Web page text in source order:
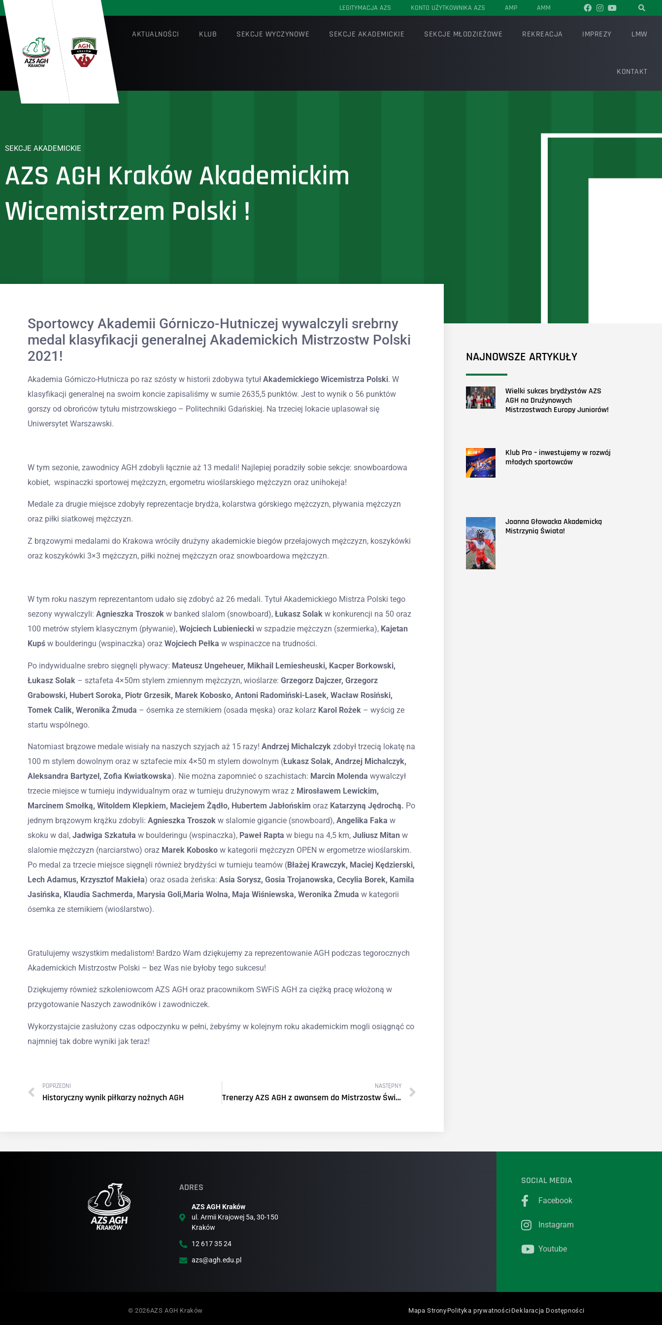
LEGITYMACJA AZS KONTO UŻYTKOWNIKA AZS AMP AMM
AKTUALNOŚCI KLUB SEKCJE WYCZYNOWE SEKCJE AKADEMICKIE SEKCJE MŁODZIEŻOWE REKREACJA IMPREZY LMW
KONTAKT
SEKCJE AKADEMICKIE
AZS AGH Kraków Akademickim
Wicemistrzem Polski !
Sportowcy Akademii Górniczo-Hutniczej wywalczyli srebrny
medal klasyfikacji generalnej Akademickich Mistrzostw Polski
2021!
Akademia Górniczo-Hutnicza po raz szósty w historii zdobywa tytuł Akademickiego Wicemistrza Polski. W
klasyfikacji generalnej na swoim koncie zapisaliśmy w sumie 2635,5 punktów. Jest to wynik o 56 punktów
gorszy od obrońców tytułu mistrzowskiego – Politechniki Gdańskiej. Na trzeciej lokacie uplasował się
Uniwersytet Warszawski.
W tym sezonie, zawodnicy AGH zdobyli łącznie aż 13 medali! Najlepiej poradziły sobie sekcje: snowboardowa
kobiet, wspinaczki sportowej mężczyzn, ergometru wioślarskiego mężczyzn oraz unihokeja!
Medale za drugie miejsce zdobyły reprezentacje brydża, kolarstwa górskiego mężczyzn, pływania mężczyzn
oraz piłki siatkowej mężczyzn.
Z brązowymi medalami do Krakowa wróciły drużyny akademickie biegów przełajowych mężczyzn, koszykówki
oraz koszykówki 3×3 mężczyzn, piłki nożnej mężczyzn oraz snowboardowa mężczyzn.
W tym roku naszym reprezentantom udało się zdobyć aż 26 medali. Tytuł Akademickiego Mistrza Polski tego
sezony wywalczyli: Agnieszka Troszok w banked slalom (snowboard), Łukasz Solak w konkurencji na 50 oraz
100 metrów stylem klasycznym (pływanie), Wojciech Lubieniecki w szpadzie mężczyzn (szermierka), Kajetan
Kupś w boulderingu (wspinaczka) oraz Wojciech Pełka w wspinaczce na trudności.
Po indywidualne srebro sięgnęli pływacy: Mateusz Ungeheuer, Mikhail Lemiesheuski, Kacper Borkowski,
Łukasz Solak – sztafeta 4×50m stylem zmiennym mężczyzn, wioślarze: Grzegorz Dajczer, Grzegorz
Grabowski, Hubert Soroka, Piotr Grzesik, Marek Kobosko, Antoni Radomiński-Lasek, Wacław Rosiński,
Tomek Calik, Weronika Żmuda – ósemka ze sternikiem (osada męska) oraz kolarz Karol Rożek – wyścig ze
startu wspólnego.
Natomiast brązowe medale wisiały na naszych szyjach aż 15 razy! Andrzej Michalczyk zdobył trzecią lokatę na
100 m stylem dowolnym oraz w sztafecie mix 4×50 m stylem dowolnym (Łukasz Solak, Andrzej Michalczyk,
Aleksandra Bartyzel, Zofia Kwiatkowska­). Nie można zapomnieć o szachistach: Marcin Molenda wywalczył
trzecie miejsce w turnieju indywidualnym oraz w turnieju drużynowym wraz z Mirosławem Lewickim,
Marcinem Smołką, Witoldem Klepkiem, Maciejem Żądło, Hubertem Jabłońskim oraz Katarzyną Jędrochą. Po
jednym brązowym krążku zdobyli: Agnieszka Troszok w slalomie gigancie (snowboard), Angelika Faka w
skoku w dal, Jadwiga Szkatuła w boulderingu (wspinaczka), Paweł Rapta w biegu na 4,5 km, Juliusz Mitan w
slalomie mężczyzn (narciarstwo) oraz Marek Kobosko w kategorii mężczyzn OPEN w ergometrze wioślarskim.
Po medal za trzecie miejsce sięgnęli również brydżyści w turnieju teamów (Błażej Krawczyk, Maciej Kędzierski,
Lech Adamus, Krzysztof Makieła) oraz osada żeńska: Asia Sorysz, Gosia Trojanowska, Cecylia Borek, Kamila
Jasińska, Klaudia Sachmerda, Marysia Goli,Maria Wolna, Maja Wiśniewska, Weronika Żmuda w kategorii
ósemka ze sternikiem (wioślarstwo).
Gratulujemy wszystkim medalistom! Bardzo Wam dziękujemy za reprezentowanie AGH podczas tegorocznych
Akademickich Mistrzostw Polski – bez Was nie byłoby tego sukcesu!
Dziękujemy również szkoleniowcom AZS AGH oraz pracownikom SWFiS AGH za ciężką pracę włożoną w
przygotowanie Naszych zawodników i zawodniczek.
Wykorzystajcie zasłużony czas odpoczynku w pełni, żebyśmy w kolejnym roku akademickim mogli osiągnąć co
najmniej tak dobre wyniki jak teraz!
POPRZEDNI
Historyczny wynik piłkarzy nożnych AGH
NASTĘPNY
Trenerzy AZS AGH z awansem do Mistrzostw Świata
NAJNOWSZE ARTYKUŁY
Wielki sukces brydżystów AZS
AGH na Drużynowych
Mistrzostwach Europy Juniorów!
Klub Pro – inwestujemy w rozwój
młodych sportowców
Joanna Głowacka Akademicką
Mistrzynią Świata!
ADRES
AZS AGH Kraków
ul. Armii Krajowej 5a, 30-150
Kraków
12 617 35 24
azs@agh.edu.pl
SOCIAL MEDIA
Facebook
Instagram
Youtube
© 2026AZS AGH Kraków Mapa StronyPolityka prywatnościDeklaracja Dostępności